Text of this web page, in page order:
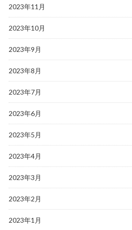
2023年11月
2023年10月
2023年9月
2023年8月
2023年7月
2023年6月
2023年5月
2023年4月
2023年3月
2023年2月
2023年1月